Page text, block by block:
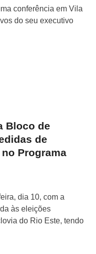
conferência em Vila
do seu executivo
Bloco de
de
Programa
dia 10, com a
às eleições
do Rio Este, tendo